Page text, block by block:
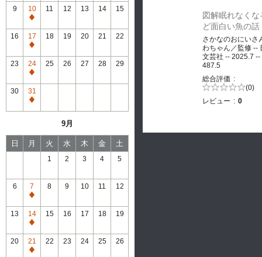
常
休
館
9
10
通
常
休
館
11 12 13 14 15
16
17
通
常
休
館
18 19 20 21 22
23
24
通
常
休
館
25 26 27 28 29
30
31
通
館
9月
日 月 火 水 木 金 土
1 2 3 4 5
6
7
通
常
休
館
8 9 10 11 12
13
14
通
常
休
15 16 17 18 19
20
21
通
22 23 24 25 26
図解眠れなくな
ど面白い魚の話
さかなのおにいさ
わちゃん／監修 --
文芸社 -- 2025.7 --
487.5
総合評価
5段階評価の (0)
レビュー
0